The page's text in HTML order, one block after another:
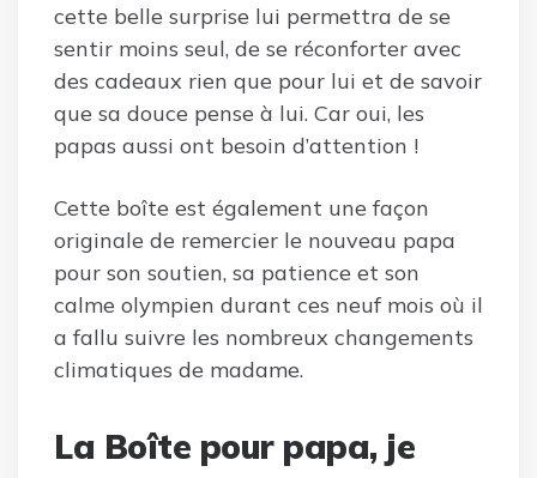
cette belle surprise lui permettra de se
sentir moins seul, de se réconforter avec
des cadeaux rien que pour lui et de savoir
que sa douce pense à lui. Car oui, les
papas aussi ont besoin d’attention !
Cette boîte est également une façon
originale de remercier le nouveau papa
pour son soutien, sa patience et son
calme olympien durant ces neuf mois où il
a fallu suivre les nombreux changements
climatiques de madame.
La Boîte pour papa, je